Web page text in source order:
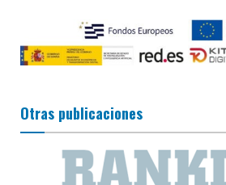
Otras publicaciones